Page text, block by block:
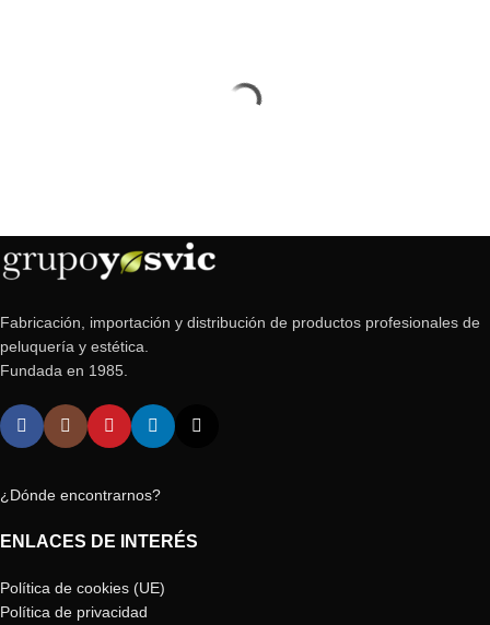
Fabricación, importación y distribución de productos profesionales de
peluquería y estética.
Fundada en 1985.
¿Dónde encontrarnos?
ENLACES DE INTERÉS
Política de cookies (UE)
Política de privacidad